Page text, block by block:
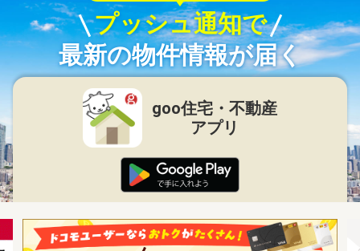
プッシュ通知で
最新の物件情報が届く
goo住宅・不動産
アプリ